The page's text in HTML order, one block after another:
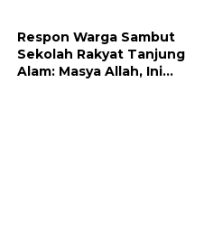
Respon Warga Sambut
Sekolah Rakyat Tanjung
Alam: Masya Allah, Ini